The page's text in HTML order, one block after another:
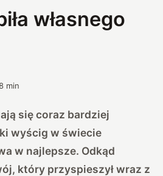
własnego
min
się coraz bardziej
wyścig w świecie
w najlepsze. Odkąd
który przyspieszył wraz z